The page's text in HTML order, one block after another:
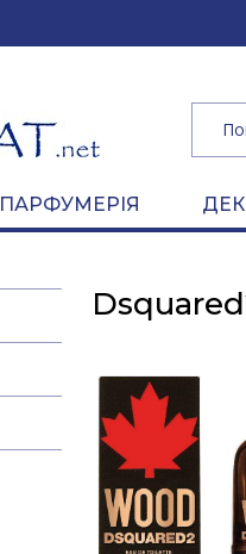
ПАРФУМЕРІЯ